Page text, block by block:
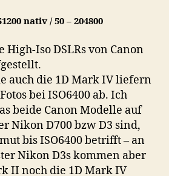
nativ / 50 – 204800
High-Iso DSLRs von Canon
auch die 1D Mark IV liefern
bei ISO6400 ab. Ich
beide Canon Modelle auf
Nikon D700 bzw D3 sind,
bis ISO6400 betrifft – an
Nikon D3s kommen aber
II noch die 1D Mark IV